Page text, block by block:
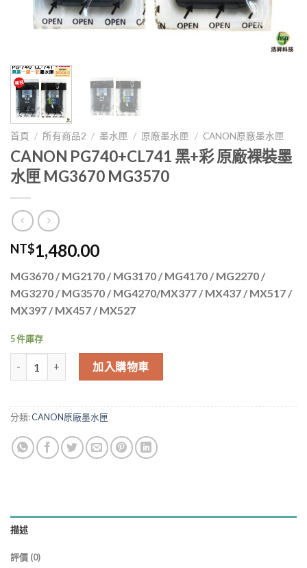
首頁 / 所有商品2 / 墨水匣 / 原廠墨水匣 / CANON原廠墨水匣
CANON PG740+CL741 黑+彩 原廠裸裝墨
水匣 MG3670 MG3570
NT$1,480.00
MG3670 / MG2170 / MG3170 / MG4170 / MG2270 /
MG3270 / MG3570 / MG4270/MX377 / MX437 / MX517 /
MX397 / MX457 / MX527
5 件庫存
CANON PG740+CL741 黑+彩 原廠裸裝墨水匣 MG3670 MG3570 數
加入購物車
分類:CANON原廠墨水匣
描述
評價 (0)